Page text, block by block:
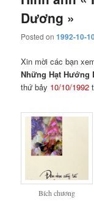
Dương »
Posted on1992-10-
Xin mời các bạn
Những Hạt Hướng
thứ bảy 10/10/1992
Bích chương